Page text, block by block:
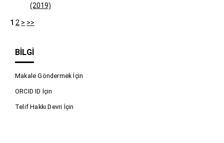
(2019)
1 2 > >>
BILGI
Makale Göndermek İçin
ORCID ID İçin
Telif Hakkı Devri İçin